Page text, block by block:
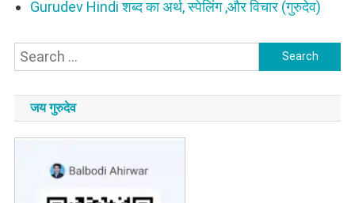
Gurudev Hindi शब्द का अर्थ, स्पेलिंग ,और विचार (गुरुदेव)
Search
for:
जय गुरुदेव